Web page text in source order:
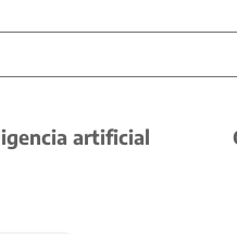
artificial